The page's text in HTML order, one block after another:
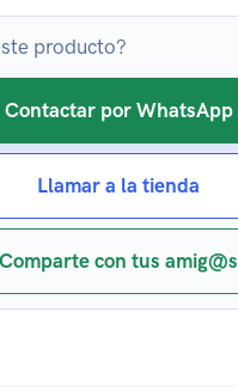
producto?
Contactar por WhatsApp
Llamar a la tienda
Comparte con tus amig@s